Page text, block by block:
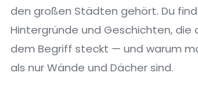
den großen Städten gehört. Du
Hintergründe und Geschichten, die
dem Begriff steckt — und warum
als nur Wände und Dächer sind.